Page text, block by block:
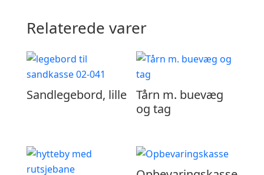
Relaterede varer
Sandlegebord, lille
Tårn m. buevæg
og tag